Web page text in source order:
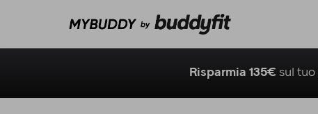
Risparmia 135€ sul tuo